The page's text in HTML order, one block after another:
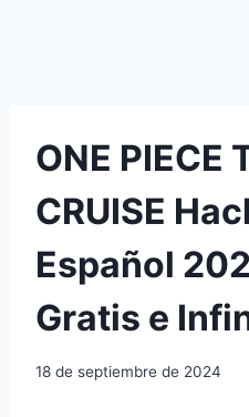
ONE PIECE
CRUISE
Español
Gratis e
18 de septiembre de 2024